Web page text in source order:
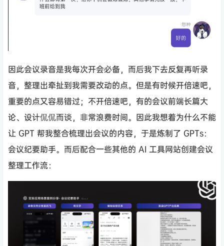
因此会议录音是我每次开会必备，而后我下去反复再听录
音，整理出牵扯到我需要改动的点。但是有时候开倍速吧，
重要的点又容易错过；不开倍速吧，有的会议前端长篇大
论、设计侃侃而谈，非常浪费时间。因此我想着为什么不能
让 GPT 帮我整合梳理出会议的内容，于是炼制了 GPTs：
会议纪要助手。而后配合一些其他的 AI 工具网站创建会议
整理工作流：